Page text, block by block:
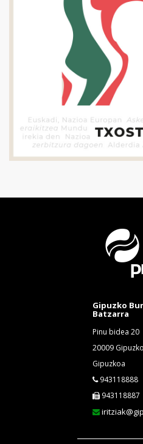
Gipuzko
Batzarra
Pinu bidea 20
20009
Gipuzkoa
943118888
943118887